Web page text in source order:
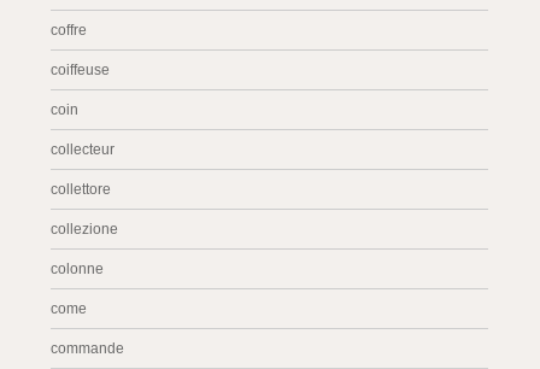
coffre
coiffeuse
coin
collecteur
collettore
collezione
colonne
come
commande